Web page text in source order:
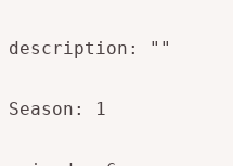
description: ""
Season: 1